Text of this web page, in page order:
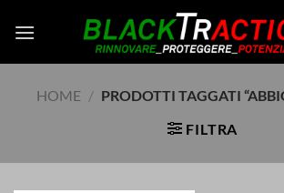
HOME / PRODOTTI TAGGATI
FILTRA